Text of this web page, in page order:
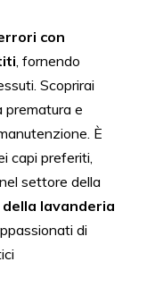
con
, fornendo
Scoprirai
prematura e
È
capi preferiti,
settore della
lavanderia
di